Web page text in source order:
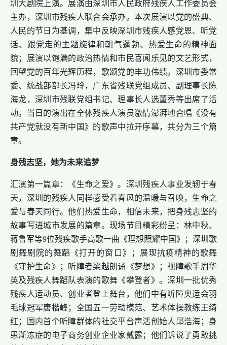
圳大剧院上演。展演由深圳市人民政府残疾人工作委员会
主办，深圳市残疾人联合会承办。本次展演以党的盛典、
人民的节日为基调，集中反映深圳市残疾人感党恩、听党
话、跟党走的主题旋律和朝气蓬勃、热爱生命的精神面
貌；展演以饱满的政治热情和市民喜闻乐见的文艺形式，
回望党的百年光辉历程，歌颂党的丰功伟绩。深圳市委常
委、统战部部长冯玲，广东省残联党组成员、副理事长陈
海龙，深圳市残联党组书记、理事长人选董秀等出席了活
动。当日的演出在全体残疾人演员激情澎湃地合唱《没有
共产党就没有新中国》的歌声中拉开序幕，共分为三个篇
章。
身残志坚，她为未来追梦
汇演第一篇章：《生命之爱》。深圳残疾人事业发轫于春
天，深圳的残疾人同样感受着春风的温暖与召唤，生命之
爱与春天同行。他们热爱生命，相信未来，把身残志坚的
故事写进城市发展的篇章。现场节目精彩纷呈：林中秋、
蒋鲁军等9位残疾歌手高歌一曲《理想照耀中国》；深圳歌
剧舞剧院的舞蹈《打开的窗口》；展现抗疫精神的歌舞
《守护生命》；听障者梁越朗诵《梦想》；视障歌手周华
英及残疾人舞蹈队表演的歌舞《攀登者》。深圳一批优秀
残疾人运动员、创业者登上舞台，他们中有听障奥运会羽
毛球冠军唐楷峰；全国五一劳动模范、艺术体操教练王绮
红；国内首个听障群体的社交平台声活创始人邱浩海；身
患渐冻症的电子商务创业企业家戴露；他们诉说了勇敢挑